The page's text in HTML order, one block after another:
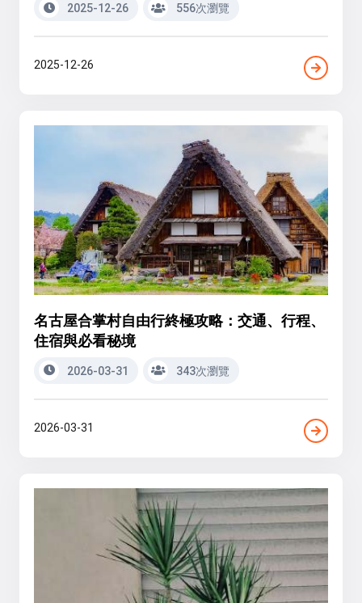
2025-12-26 556次瀏覽
2025-12-26
名古屋合掌村自由行終極攻略：交通、行程、
住宿與必看秘境
2026-03-31 343次瀏覽
2026-03-31